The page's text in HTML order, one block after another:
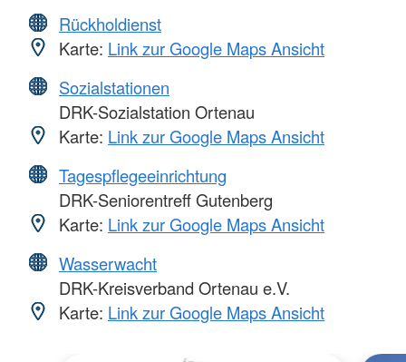
Rückholdienst
Karte: Link zur Google Maps Ansicht
Sozialstationen
DRK-Sozialstation Ortenau
Karte: Link zur Google Maps Ansicht
Tagespflegeeinrichtung
DRK-Seniorentreff Gutenberg
Karte: Link zur Google Maps Ansicht
Wasserwacht
DRK-Kreisverband Ortenau e.V.
Karte: Link zur Google Maps Ansicht